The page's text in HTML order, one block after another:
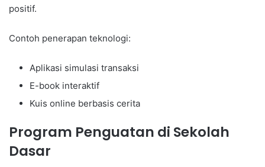
positif.
Contoh penerapan teknologi:
Aplikasi simulasi transaksi
E-book interaktif
Kuis online berbasis cerita
Program Penguatan di Sekolah
Dasar